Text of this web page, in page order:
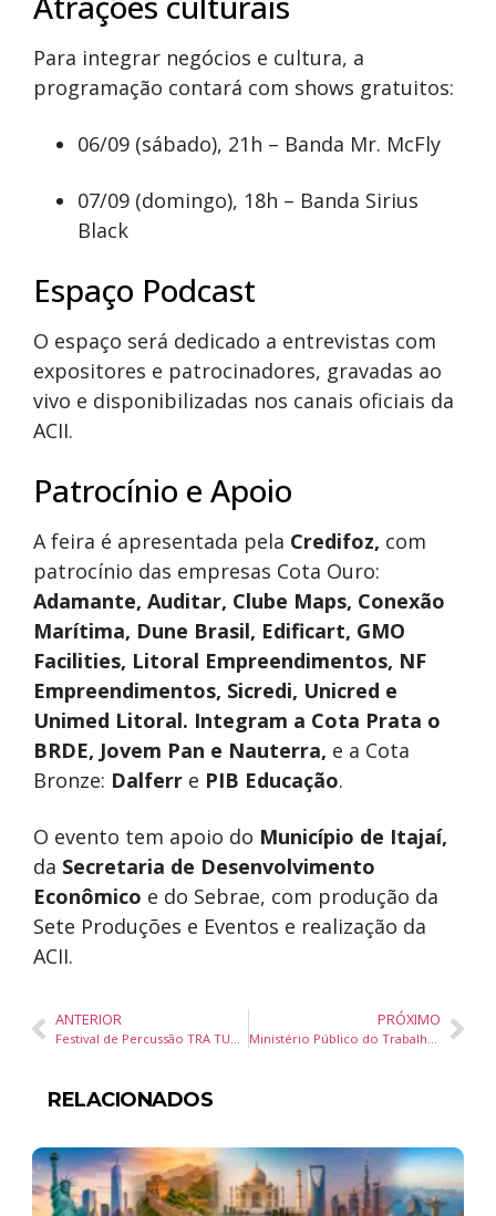
Para integrar negócios e cultura, a
programação contará com shows gratuitos:
06/09 (sábado), 21h – Banda Mr. McFly
07/09 (domingo), 18h – Banda Sirius
Black
Espaço Podcast
O espaço será dedicado a entrevistas com
expositores e patrocinadores, gravadas ao
vivo e disponibilizadas nos canais oficiais da
ACII.
Patrocínio e Apoio
A feira é apresentada pela Credifoz, com
patrocínio das empresas Cota Ouro:
Adamante, Auditar, Clube Maps, Conexão
Marítima, Dune Brasil, Edificart, GMO
Facilities, Litoral Empreendimentos, NF
Empreendimentos, Sicredi, Unicred e
Unimed Litoral. Integram a Cota Prata o
BRDE, Jovem Pan e Nauterra, e a Cota
Bronze: Dalferr e PIB Educação.
O evento tem apoio do Município de Itajaí,
da Secretaria de Desenvolvimento
Econômico e do Sebrae, com produção da
Sete Produções e Eventos e realização da
ACII.
ANTERIOR
Festival de Percussão TRA TUM DUM agita Balneário Camboriú em setembro com oficinas gratuitas
PRÓXIMO
Ministério Público do Trabalho recomenda ao Governo de Santa Catarina ações para inclusão da população trans no mercado de trabalho
RELACIONADOS